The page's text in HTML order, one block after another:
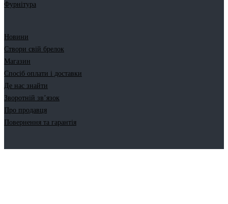
Фурнітура
Новини
Створи свій брелок
Магазин
Спосіб оплати і доставки
Де нас знайти
Зворотній зв’язок
Про продавця
Повернення та гарантія